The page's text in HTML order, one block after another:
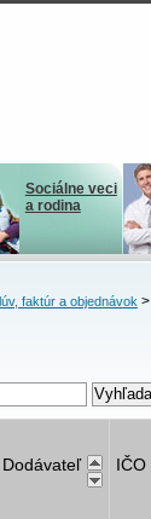
Sociálne veci
a rodina
faktúr a objednávok>
Dodávateľ IČO